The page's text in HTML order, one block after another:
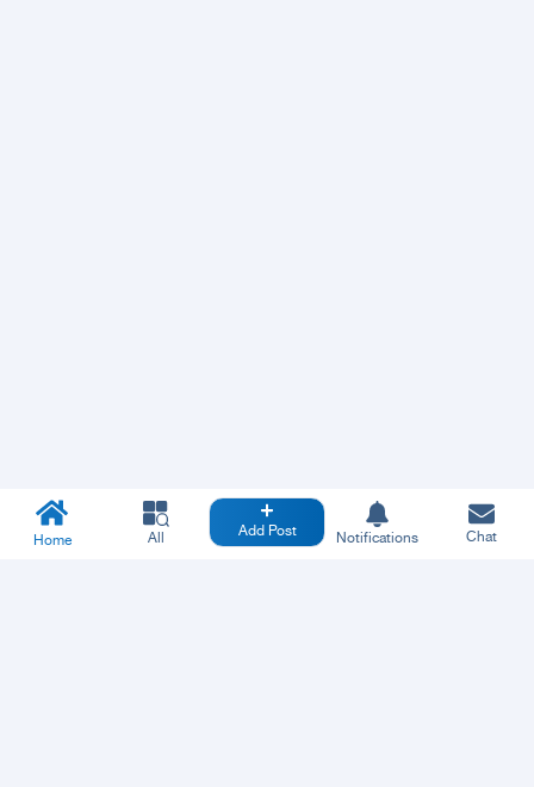
Home All Add Post Notifications Chat